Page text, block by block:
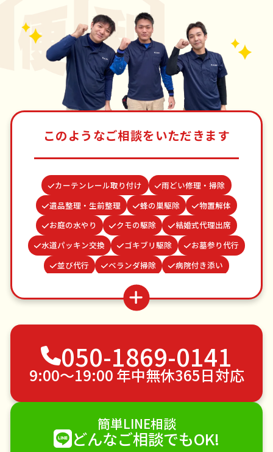
このようなご相談をいただきます
カーテンレール取り付け
雨どい修理・掃除
遺品整理・生前整理
蜂の巣駆除
物置解体
お庭の水やり
クモの駆除
結婚式代理出席
水道パッキン交換
ゴキブリ駆除
お墓参り代行
並び代行
ベランダ掃除
病院付き添い
波板張替え
つた・ツルの撤去
網戸張替え
買い物代行
場所取り代行
不用品回収
ゴミ屋敷片付け
植木の剪定
植木の伐採
手すり取り付け
ペットのお世話
エアコンクリーニング
DIY・日曜大工
ハウスクリーニング
雪かき・雪下ろし
電球交換
襖（ふすま）の張替え
空き家管理
各種代行
050-1869-0141
9:00〜19:00 年中無休365日対応
簡単LINE相談
どんなご相談でもOK!